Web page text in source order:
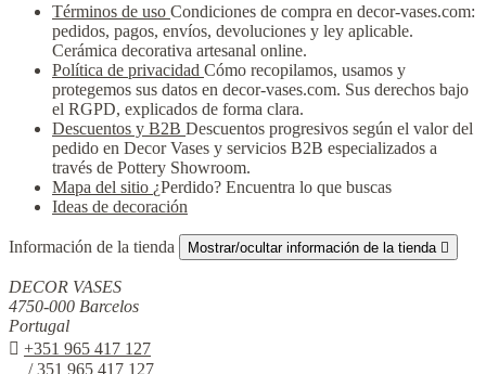
Términos de uso Condiciones de compra en decor-vases.com:
pedidos, pagos, envíos, devoluciones y ley aplicable.
Cerámica decorativa artesanal online.
Política de privacidad Cómo recopilamos, usamos y
protegemos sus datos en decor-vases.com. Sus derechos bajo
el RGPD, explicados de forma clara.
Descuentos y B2B Descuentos progresivos según el valor del
pedido en Decor Vases y servicios B2B especializados a
través de Pottery Showroom.
Mapa del sitio ¿Perdido? Encuentra lo que buscas
Ideas de decoración
Información de la tienda Mostrar/ocultar información de la tienda 
DECOR VASES
4750-000 Barcelos
Portugal
 +351 965 417 127
/ 351 965 417 127